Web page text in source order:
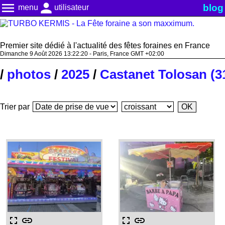
menu menu person utilisateur blog
Premier site dédié à l'actualité des fêtes foraines en France
Dimanche 9 Août 2026 13:22:20 - Paris, France GMT +02:00
/ photos / 2025 / Castanet Tolosan
Trier par
fullscreen link fullscreen link